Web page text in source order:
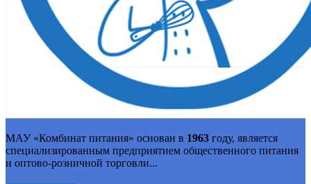
МАУ «Комбинат питания» основан в 1963 году, является
специализированным предприятием общественного питания
и оптово-розничной торговли...